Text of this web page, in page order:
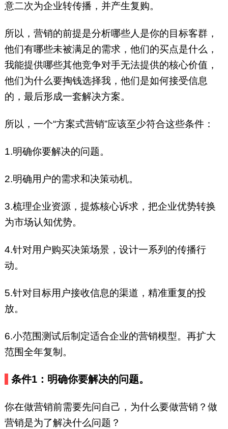
意二次为企业转传播，并产生复购。
所以，营销的前提是分析哪些人是你的目标客群，
他们有哪些未被满足的需求，他们的买点是什么，
我能提供哪些其他竞争对手无法提供的核心价值，
他们为什么要掏钱选择我，他们是如何接受信息
的，最后形成一套解决方案。
所以，一个“方案式营销”应该至少符合这些条件：
1.明确你要解决的问题。
2.明确用户的需求和决策动机。
3.梳理企业资源，提炼核心诉求，把企业优势转换
为市场认知优势。
4.针对用户购买决策场景，设计一系列的传播行
动。
5.针对目标用户接收信息的渠道，精准重复的投
放。
6.小范围测试后制定适合企业的营销模型。再扩大
范围全年复制。
条件1：明确你要解决的问题。
你在做营销前需要先问自己，为什么要做营销？做
营销是为了解决什么问题？